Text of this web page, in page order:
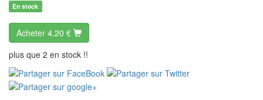
En stock
Acheter 4.20 €
plus que 2 en stock !!